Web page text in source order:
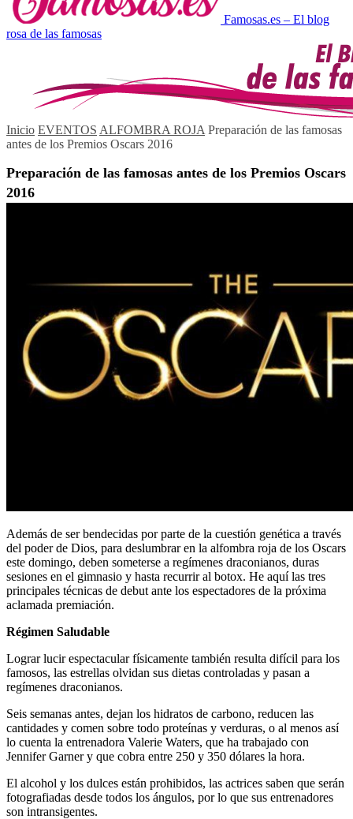
Famosas.es – El blog
rosa de las famosas
Inicio EVENTOS ALFOMBRA ROJA Preparación de las famosas
antes de los Premios Oscars 2016
Preparación de las famosas antes de los Premios Oscars
2016
Además de ser bendecidas por parte de la cuestión genética a través
del poder de Dios, para deslumbrar en la alfombra roja de los Oscars
este domingo, deben someterse a regímenes draconianos, duras
sesiones en el gimnasio y hasta recurrir al botox. He aquí las tres
principales técnicas de debut ante los espectadores de la próxima
aclamada premiación.
Régimen Saludable
Lograr lucir espectacular físicamente también resulta difícil para los
famosos, las estrellas olvidan sus dietas controladas y pasan a
regímenes draconianos.
Seis semanas antes, dejan los hidratos de carbono, reducen las
cantidades y comen sobre todo proteínas y verduras, o al menos así
lo cuenta la entrenadora Valerie Waters, que ha trabajado con
Jennifer Garner y que cobra entre 250 y 350 dólares la hora.
El alcohol y los dulces están prohibidos, las actrices saben que serán
fotografiadas desde todos los ángulos, por lo que sus entrenadores
son intransigentes.